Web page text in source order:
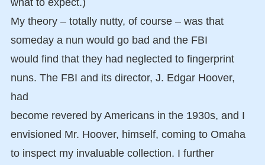
My theory – totally nutty, of course – was that
someday a nun would go bad and the FBI
would find that they had neglected to fingerprint
nuns. The FBI and its director, J. Edgar Hoover,
had
become revered by Americans in the 1930s, and I
envisioned Mr. Hoover, himself, coming to Omaha
to inspect my invaluable collection. I further